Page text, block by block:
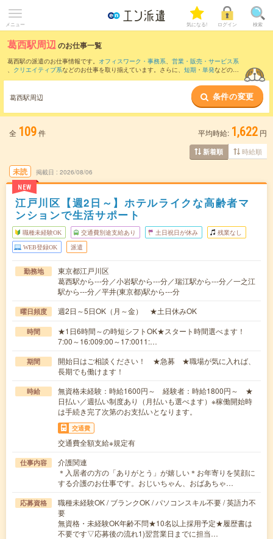
メニュー 気になる! ログイン 検索
葛西駅周辺のお仕事一覧
葛西駅の派遣のお仕事情報です。 オフィスワーク・事務系、 営業・販売・サービス系
、 クリエイティブ系などのお仕事を取り揃えています。さらに、 短期 ・ 単発などの期
また、南砂町駅
など近隣駅のお仕事も
ご確認いただけます。
葛西駅周辺 条件の変更
全 109件 平均時給: 1,622 円
新着順 時給順
未読
NEW
掲載日 2026/08/06
江戸川区【週2日～】ホテルライクな高齢者マ
ンションで生活サポート
職種未経験OK 交通費別途支給あり 土日祝日が休み 残業なし
WEB登録OK 派遣
勤務地
東京都江戸川区
葛西駅から---分／小岩駅から---分／瑞江駅から---分／一之江
駅から---分／平井(東京都)駅から---分
曜日頻度 週2日～5日OK（月～金） ★土日休みOK
時間
★1日6時間～の時短シフトOK★スタート時間選べます！
7:00～16:009:00～17:0011:…
期間
開始日はご相談ください！ ★急募 ★職場が気に入れば、
長期でも働けます！
時給
無資格未経験：時給1600円～ 経験者：時給1800円～ ★
日払い／週払い制度あり（月払いも選べます）※稼働開始時
は手続き完了次第のお支払いとなります。
交通費
交通費全額支給※規定有
仕事内容
介護関連
＊入居者の方の「ありがとう」が嬉しい＊お年寄りを笑顔に
する介護のお仕事です。おじいちゃん、おばあちゃ…
応募資格
職種未経験OK / ブランクOK / パソコンスキル不要 / 英語力不
要
無資格・未経験OK年齢不問★10名以上採用予定★履歴書は
不要です▽応募後の流れ1)翌営業日までに担当…